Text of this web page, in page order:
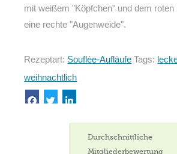
mit weißem "Köpfchen" und dem
eine rechte "Augenweide".
Rezeptart: Souflèe-Aufläufe Tags:
weihnachtlich
Durchschnittliche
Mitgliederbewertung